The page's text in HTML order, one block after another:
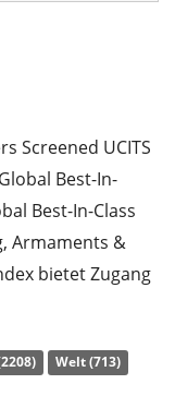
Screened UCITS
Best-In-
Best-In-Class
Armaments &
bietet Zugang
größten
der Welt (713)